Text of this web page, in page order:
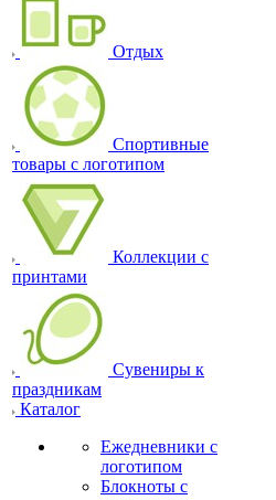
Отдых
Спортивные
товары с логотипом
Коллекции с
принтами
Сувениры к
праздникам
Каталог
Ежедневники с
логотипом
Блокноты с